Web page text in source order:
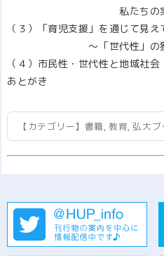
私たちの実践（
（３）「育児支援」を通じて見え
～「世代性」の獲得
（４）市民性・世代性と地域社会
あとがき
【カテゴリー】 書籍 ,教育 ,弘大ブ